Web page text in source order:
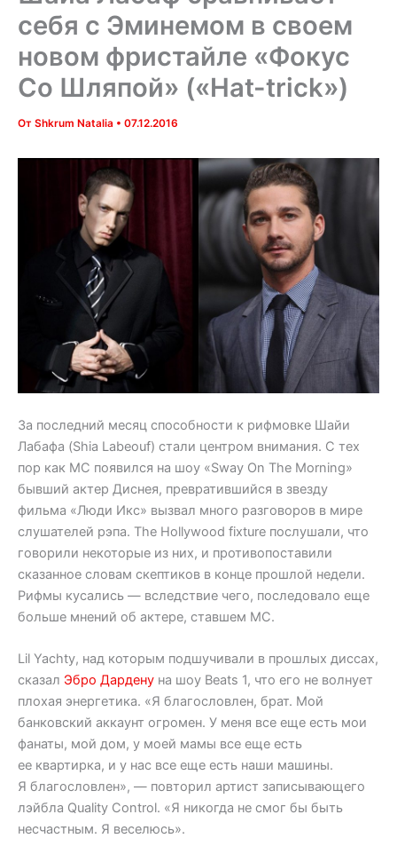
себя с Эминемом в своем
новом фристайле «Фокус
Со Шляпой» («Hat-trick»)
От Shkrum Natalia • 07.12.2016
За последний месяц способности к рифмовке Шайи
Лабафа (Shia Labeouf) стали центром внимания. С тех
пор как МС появился на шоу «Sway On The Morning»
бывший актер Диснея, превратившийся в звезду
фильма «Люди Икс» вызвал много разговоров в мире
слушателей рэпа. The Hollywood fixture послушали, что
говорили некоторые из них, и противопоставили
сказанное словам скептиков в конце прошлой недели.
Рифмы кусались — вследствие чего, последовало еще
больше мнений об актере, ставшем МС.
Lil Yachty, над которым подшучивали в прошлых диссах,
сказал Эбро Дардену на шоу Beats 1, что его не волнует
плохая энергетика. «Я благословлен, брат. Мой
банковский аккаунт огромен. У меня все еще есть мои
фанаты, мой дом, у моей мамы все еще есть
ее квартирка, и у нас все еще есть наши машины.
Я благословлен», — повторил артист записывающего
лэйбла Quality Control. «Я никогда не смог бы быть
несчастным. Я веселюсь».